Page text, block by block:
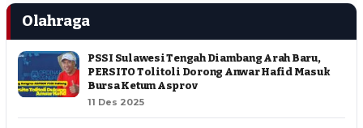
Olahraga
PSSI Sulawesi Tengah Diambang Arah Baru,
PERSITO Tolitoli Dorong Anwar Hafid Masuk
Bursa Ketum Asprov
11 Des 2025